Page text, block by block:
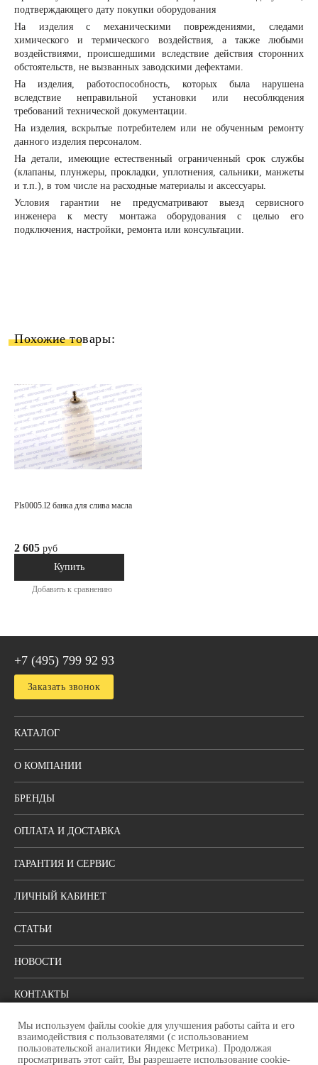
подтверждающего дату покупки оборудования
На изделия с механическими повреждениями, следами
химического и термического воздействия, а также любыми
воздействиями, происшедшими вследствие действия сторонних
обстоятельств, не вызванных заводскими дефектами.
На изделия, работоспособность, которых была нарушена
вследствие неправильной установки или несоблюдения
требований технической документации.
На изделия, вскрытые потребителем или не обученным ремонту
данного изделия персоналом.
На детали, имеющие естественный ограниченный срок службы
(клапаны, плунжеры, прокладки, уплотнения, сальники, манжеты
и т.п.), в том числе на расходные материалы и аксессуары.
Условия гарантии не предусматривают выезд сервисного
инженера к месту монтажа оборудования с целью его
подключения, настройки, ремонта или консультации.
Похожие товары:
pls0005.l2 банка для слива масла
2 605 руб
В наличииКупить
Добавить к сравнению
+7 (495) 799 92 93
Заказать звонок
КАТАЛОГ
О КОМПАНИИ
БРЕНДЫ
ОПЛАТА И ДОСТАВКА
ГАРАНТИЯ И СЕРВИС
ЛИЧНЫЙ КАБИНЕТ
СТАТЬИ
НОВОСТИ
КОНТАКТЫ
ПОЛИТИКА КОНФИДЕНЦИАЛЬНОСТИ
Мы используем файлы cookie для улучшения работы сайта и его
взаимодействия с пользователями (с использованием
пользовательской аналитики Яндекс Метрика). Продолжая
просматривать этот сайт, Вы разрешаете использование cookie-